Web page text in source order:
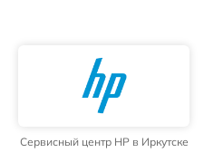
Сервисный центр HP в Иркутске